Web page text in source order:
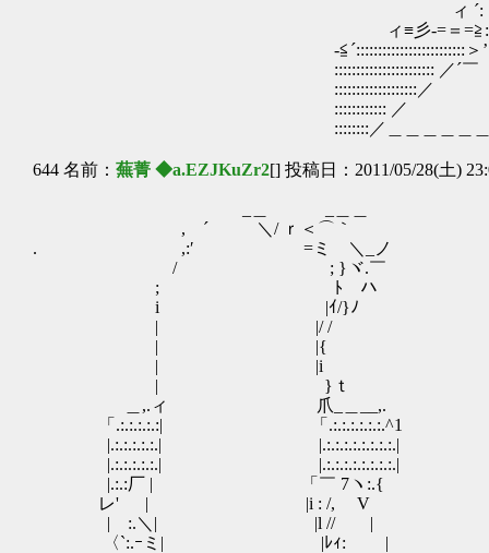
ィ ´: : : : : : : : : : : : : :｀ヾ∧
ィ≡彡-=＝=≧: : : : : : : : : : :.:.:.∧ ./:ｌ
-≦´:::::::::::::::::::::::::＞’｀ ＜: : : : : : : : :
::::::::::::::::::::::: ／´￣ ｀ヽ ｀ヽ` ＜:
:::::::::::::::::::／ ＼ ￣
:::::::::::: ／
::::::::／＿＿＿
644 名前： 蕪菁 ◆a.EZJKuZr2[] 投稿日：2011/05/28(土)
, ´ ＼/ ｒ＜⌒｀
. ,:′ =ミ ＼_ノ
/ ; }ヾ.￣
; ﾄ ハ
i |ｲ/}ﾉ 暴力が生み出
| |/ / 対話から生まれ
| |{
| |i 私は、それ
| }ｔ
＿,.ィ 爪_＿__,.
「.:.:.:.:.:| 「.:.:.:.:.:.:.^1
|.:.:.:.:.:.| |.:.:.:.:.:.:.:.:.|
|.:.:.:.:.:.| |.:.:.:.:.:.:.:.:.|
|.:.:厂 | 「￣ 7ヽ:.{
レ' | |i : /, V
| :.＼| |l // |
〈`:.ｰミ| |ﾚｨ: |